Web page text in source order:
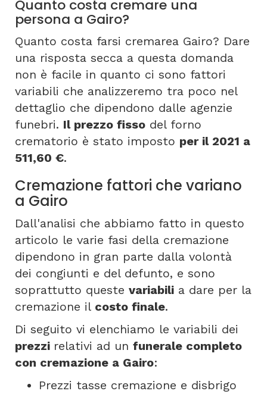
Quanto costa cremare una
persona a Gairo?
Quanto costa farsi cremarea Gairo? Dare
una risposta secca a questa domanda
non è facile in quanto ci sono fattori
variabili che analizzeremo tra poco nel
dettaglio che dipendono dalle agenzie
funebri. Il prezzo fisso del forno
crematorio è stato imposto per il 2021 a
511,60 €.
Cremazione fattori che variano
a Gairo
Dall'analisi che abbiamo fatto in questo
articolo le varie fasi della cremazione
dipendono in gran parte dalla volontà
dei congiunti e del defunto, e sono
soprattutto queste variabili a dare per la
cremazione il costo finale.
Di seguito vi elenchiamo le variabili dei
prezzi relativi ad un funerale completo
con cremazione a Gairo:
Prezzi tasse cremazione e disbrigo